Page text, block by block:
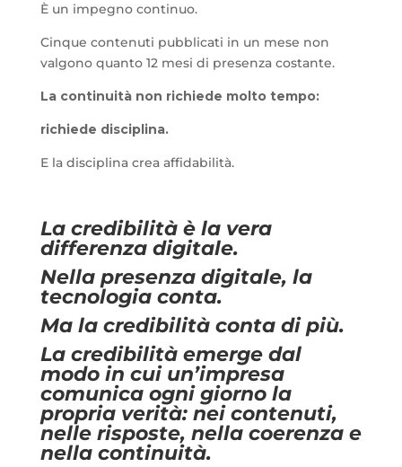
È un impegno continuo.
Cinque contenuti pubblicati in un mese non
valgono quanto 12 mesi di presenza costante.
La continuità non richiede molto tempo:
richiede disciplina.
E la disciplina crea affidabilità.
La credibilità è la vera
differenza digitale.
Nella presenza digitale, la
tecnologia conta.
Ma la credibilità conta di più.
La credibilità emerge dal
modo in cui un’impresa
comunica ogni giorno la
propria verità: nei contenuti,
nelle risposte, nella coerenza e
nella continuità.